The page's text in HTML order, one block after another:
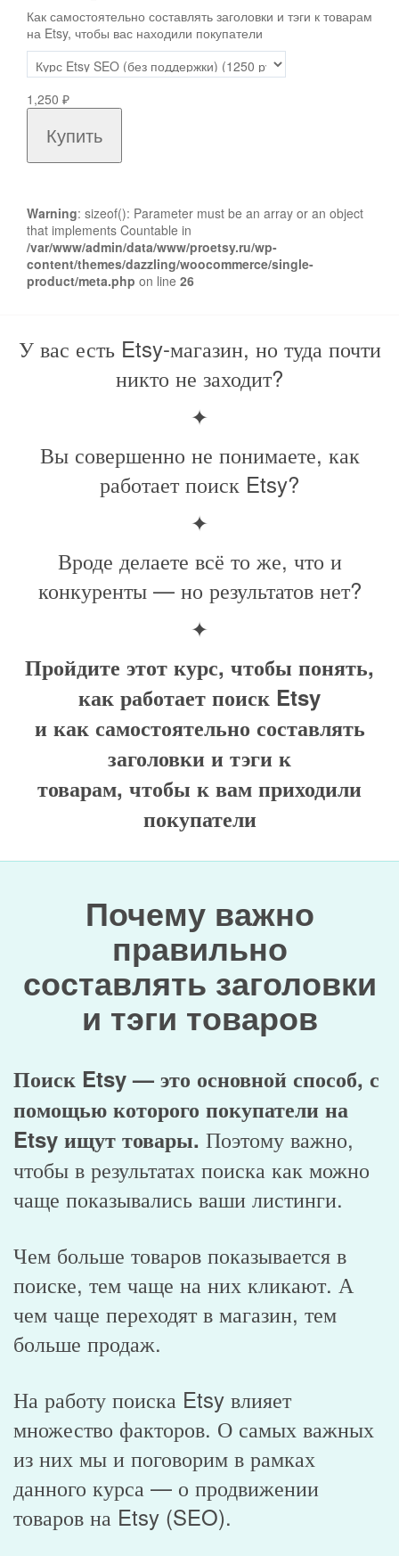
Как самостоятельно составлять заголовки и тэги к товарам
на Etsy, чтобы вас находили покупатели
1,250 ₽
Купить
Warning: sizeof(): Parameter must be an array or an object
that implements Countable in
/var/www/admin/data/www/proetsy.ru/wp-
content/themes/dazzling/woocommerce/single-
product/meta.php on line 26
У вас есть Etsy-магазин, но туда почти
никто не заходит?
✦
Вы совершенно не понимаете, как
работает поиск Etsy?
✦
Вроде делаете всё то же, что и
конкуренты — но результатов нет?
✦
Пройдите этот курс, чтобы понять,
как работает поиск Etsy
и как самостоятельно составлять
заголовки и тэги к
товарам, чтобы к вам приходили
покупатели
Почему важно
правильно
составлять заголовки
и тэги товаров
Поиск Etsy — это основной способ, с
помощью которого покупатели на
Etsy ищут товары. Поэтому важно,
чтобы в результатах поиска как можно
чаще показывались ваши листинги.
Чем больше товаров показывается в
поиске, тем чаще на них кликают. А
чем чаще переходят в магазин, тем
больше продаж.
На работу поиска Etsy влияет
множество факторов. О самых важных
из них мы и поговорим в рамках
данного курса — о продвижении
товаров на Etsy (SEO).